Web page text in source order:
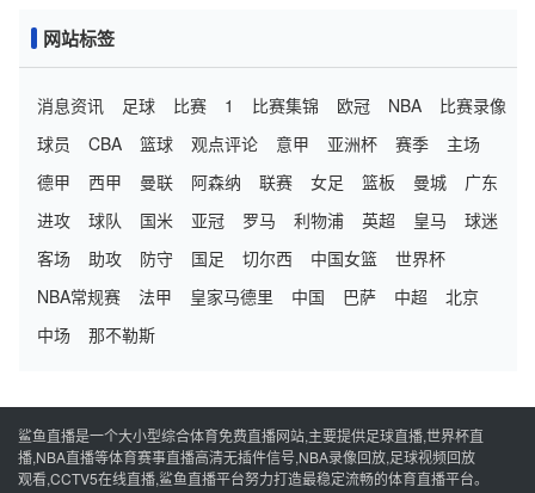
网站标签
消息资讯 足球 比赛 1 比赛集锦 欧冠 NBA
比赛录像
球员
CBA 篮球 观点评论 意甲 亚洲杯 赛季
主场
德甲
西甲 曼联 阿森纳 联赛 女足 篮板 曼城
广东
进攻
球队 国米 亚冠 罗马 利物浦 英超 皇马
球迷
客场
助攻 防守 国足 切尔西 中国女篮
世界杯
NBA常规赛
法甲 皇家马德里 中国 巴萨 中超
北京
中场
那不勒斯
鲨鱼直播是一个大小型综合体育免费直播网站,主要提供足球直播,世界杯直
播,NBA直播等体育赛事直播高清无插件信号,NBA录像回放,足球视频回放
观看,CCTV5在线直播,鲨鱼直播平台努力打造最稳定流畅的体育直播平台。